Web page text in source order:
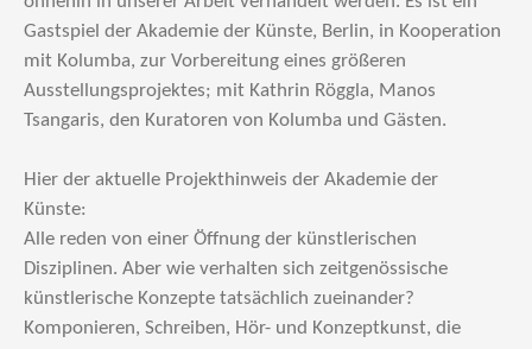
Gastspiel der Akademie der Künste, Berlin, in Kooperation
mit Kolumba, zur Vorbereitung eines größeren
Ausstellungsprojektes; mit Kathrin Röggla, Manos
Tsangaris, den Kuratoren von Kolumba und Gästen.
Hier der aktuelle Projekthinweis der Akademie der
Künste:
Alle reden von einer Öffnung der künstlerischen
Disziplinen. Aber wie verhalten sich zeitgenössische
künstlerische Konzepte tatsächlich zueinander?
Komponieren, Schreiben, Hör- und Konzeptkunst, die